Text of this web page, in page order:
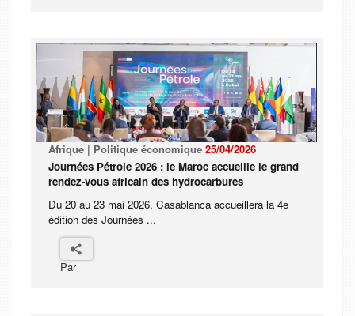
Afrique | Politique économique 25/04/2026
Journées Pétrole 2026 : le Maroc accueille le grand
rendez-vous africain des hydrocarbures
Du 20 au 23 mai 2026, Casablanca accueillera la 4e
édition des Journées ...
Par